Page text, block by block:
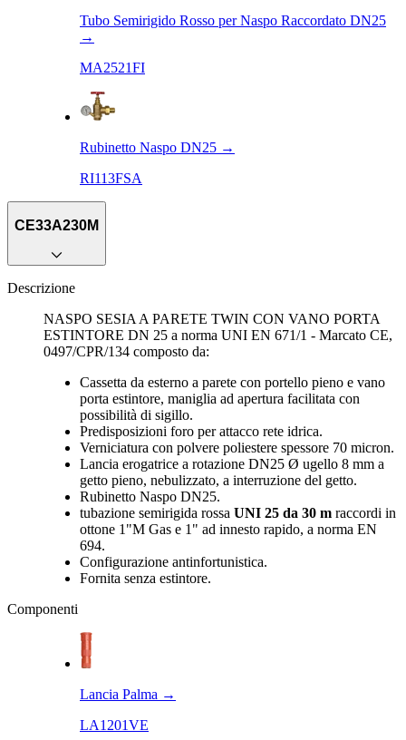
Tubo Semirigido Rosso per Naspo Raccordato DN25
→
MA2521FI
Rubinetto Naspo DN25 →
RI113FSA
CE33A230M
Descrizione
NASPO SESIA A PARETE TWIN CON VANO PORTA
ESTINTORE DN 25 a norma UNI EN 671/1 - Marcato CE,
0497/CPR/134 composto da:
Cassetta da esterno a parete con portello pieno e vano
porta estintore, maniglia ad apertura facilitata con
possibilità di sigillo.
Predisposizioni foro per attacco rete idrica.
Verniciatura con polvere poliestere spessore 70 micron.
Lancia erogatrice a rotazione DN25 Ø ugello 8 mm a
getto pieno, nebulizzato, a interruzione del getto.
Rubinetto Naspo DN25.
tubazione semirigida rossa UNI 25 da 30 m raccordi in
ottone 1"M Gas e 1" ad innesto rapido, a norma EN
694.
Configurazione antinfortunistica.
Fornita senza estintore.
Componenti
Lancia Palma →
LA1201VE